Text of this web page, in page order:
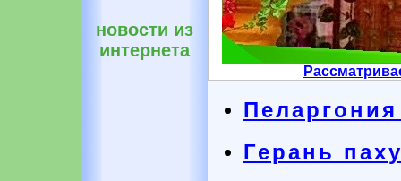
новости из
интернета
Герань